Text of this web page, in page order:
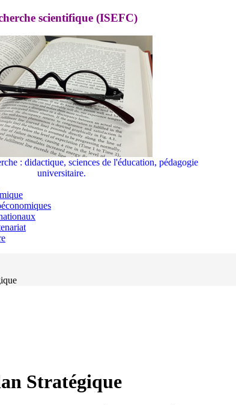
scientifique (ISEFC)
: didactique, sciences de l'éducation, pédagogie
universitaire.
Stratégique